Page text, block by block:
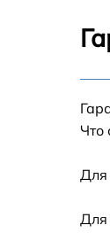
Что
Для
Для